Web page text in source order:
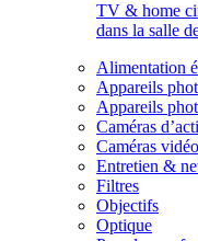
TV & home
dans la salle
Alimentation
Appareils
Appareils
Caméras
Caméras vidéo
Entretien &
Filtres
Objectifs
Optique